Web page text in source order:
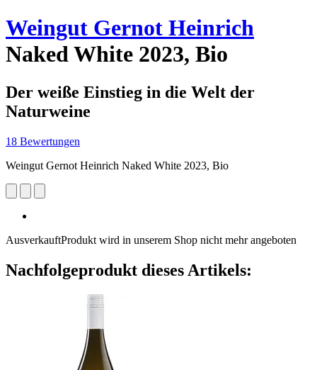
Weingut Gernot Heinrich
Naked White 2023, Bio
Der weiße Einstieg in die Welt der
Naturweine
18 Bewertungen
Weingut Gernot Heinrich Naked White 2023, Bio
AusverkauftProdukt wird in unserem Shop nicht mehr angeboten
Nachfolgeprodukt dieses Artikels: